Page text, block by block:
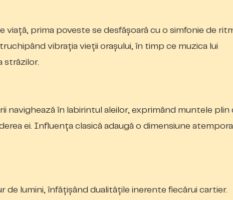
viață, prima poveste se desfășoară cu o simfonie de
vibrația vieții orașului, în timp ce muzica lui
străzilor.
în labirintul aleilor, exprimând muntele plin
ei. Influența clasică adaugă o dimensiune
de lumini, înfățișând dualitățile inerente fiecărui cartier.